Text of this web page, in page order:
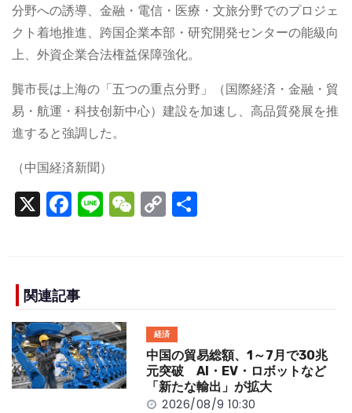
分野への誘導、金融・電信・医療・文旅分野でのプロジェ
クト着地推進、跨国企業本部・研究開発センターの能級向
上、外資企業合法権益保障強化。
龔市長は上海の「五つの重点分野」（国際経済・金融・貿
易・航運・科技创新中心）建設を加速し、高品質発展を推
進すると強調した。
（中国経済新聞）
X F
a
e
b
o
o
k
Li
n
W
e
C
o
n
k
関連記事
経済
中国の貿易総額、1～7月で30兆
元突破 AI・EV・ロボットなど
「新たな輸出」が拡大
2026/08/9 10:30